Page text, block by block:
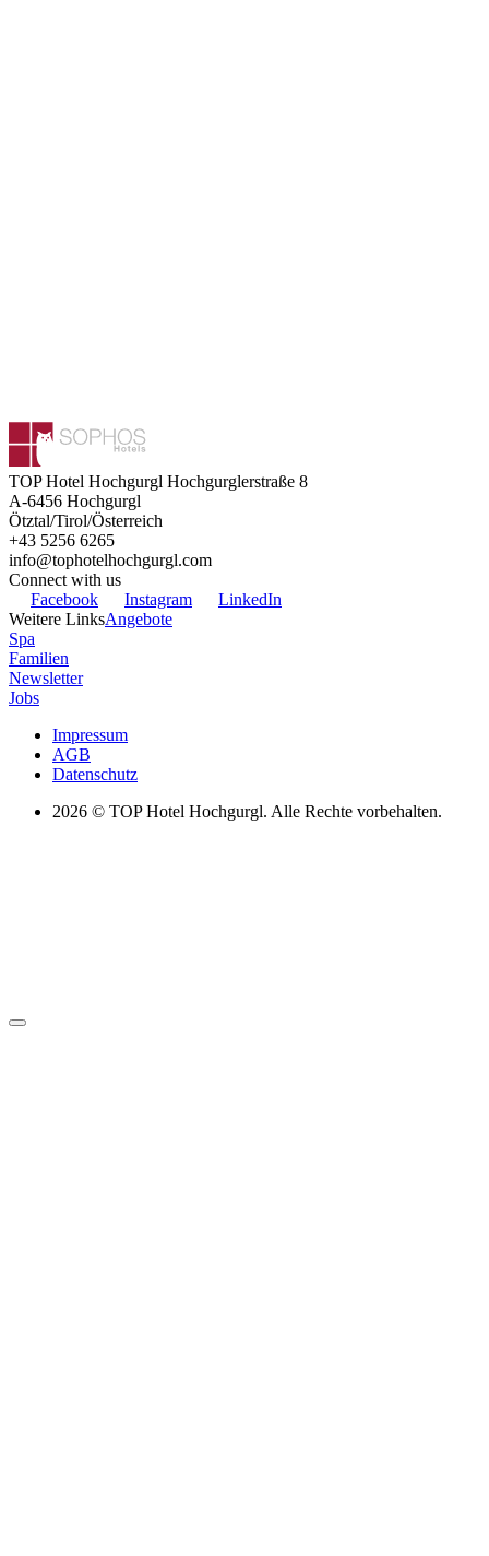
TOP Hotel Hochgurgl Hochgurglerstraße 8
A-6456 Hochgurgl
Ötztal/Tirol/Österreich
+43 5256 6265
info@tophotelhochgurgl.com
Connect with us
Facebook
Instagram
LinkedIn
Weitere LinksAngebote
Spa
Familien
Newsletter
Jobs
Impressum
AGB
Datenschutz
2026 © TOP Hotel Hochgurgl. Alle Rechte vorbehalten.